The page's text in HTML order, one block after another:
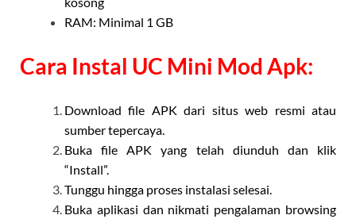
RAM: Minimal 1 GB
Cara Instal UC Mini Mod Apk:
Download file APK dari situs web resmi atau
sumber tepercaya.
Buka file APK yang telah diunduh dan klik
“Install”.
Tunggu hingga proses instalasi selesai.
Buka aplikasi dan nikmati pengalaman browsing